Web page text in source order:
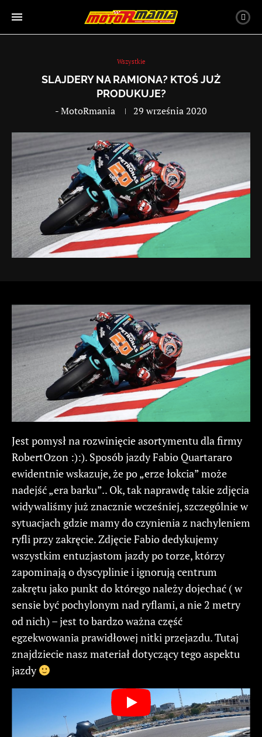
Wszystkie
SLAJDERY NA RAMIONA? KTOŚ JUŻ
PRODUKUJE?
-MotoRmania 29 września 2020
Jest pomysł na rozwinięcie asortymentu dla firmy
RobertOzon :):). Sposób jazdy Fabio Quartararo
ewidentnie wskazuje, że po „erze łokcia” może
nadejść „era barku”.. Ok, tak naprawdę takie zdjęcia
widywaliśmy już znacznie wcześniej, szczególnie w
sytuacjach gdzie mamy do czynienia z nachyleniem
ryfli przy zakręcie. Zdjęcie Fabio dedykujemy
wszystkim entuzjastom jazdy po torze, którzy
zapominają o dyscyplinie i ignorują centrum
zakrętu jako punkt do którego należy dojechać ( w
sensie być pochylonym nad ryflami, a nie 2 metry
od nich) – jest to bardzo ważna część
egzekwowania prawidłowej nitki przejazdu. Tutaj
znajdziecie nasz materiał dotyczący tego aspektu
jazdy